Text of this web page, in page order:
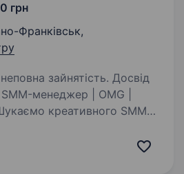
грн
Франківськ,
зайнятість. Досвід
креативного SMM-
та хоче розвиватися